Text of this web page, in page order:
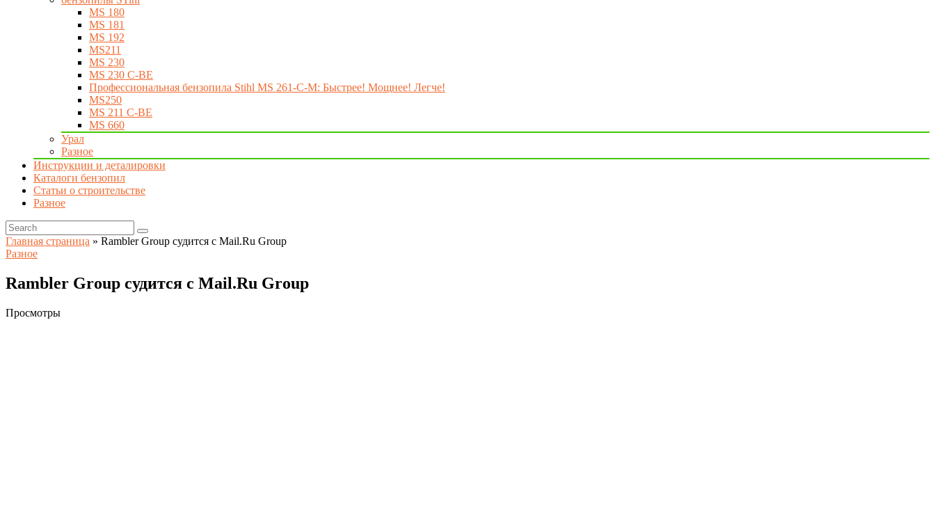
MS 180
MS 181
MS 192
MS211
MS 230
MS 230 C-BE
Профессиональная бензопила Stihl MS 261-C-M: Быстрее! Мощнее! Легче!
MS250
MS 211 C-BE
MS 660
Урал
Разное
Инструкции и деталировки
Каталоги бензопил
Статьи о строительстве
Разное
Главная страница » Rambler Group судится с Mail.Ru Group
Разное
Rambler Group судится с Mail.Ru Group
Просмотры